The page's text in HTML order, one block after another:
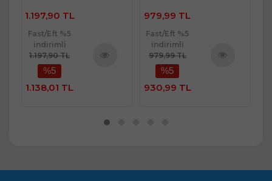
1.197,90 TL
Fast/Eft %5
indirimli
1.197,90 TL
%5
1.138,01 TL
979,99 TL
Fast/Eft %5
indirimli
979,99 TL
%5
930,99 TL